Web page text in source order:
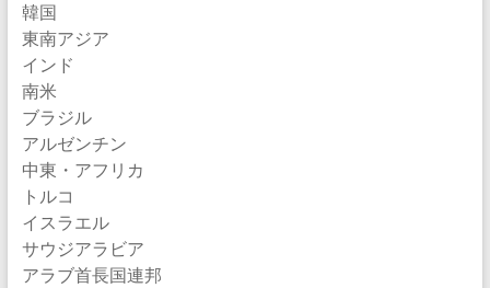
韓国
東南アジア
インド
南米
ブラジル
アルゼンチン
中東・アフリカ
トルコ
イスラエル
サウジアラビア
アラブ首長国連邦